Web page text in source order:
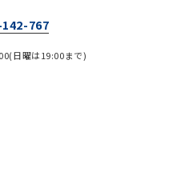
767
日曜は19:00まで)